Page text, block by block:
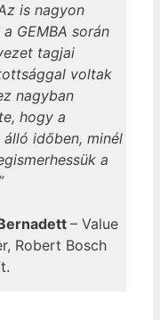
is nagyon
GEMBA során
tagjai
voltak
nagyban
hogy a
időben, minél
a
– Value
Robert Bosch